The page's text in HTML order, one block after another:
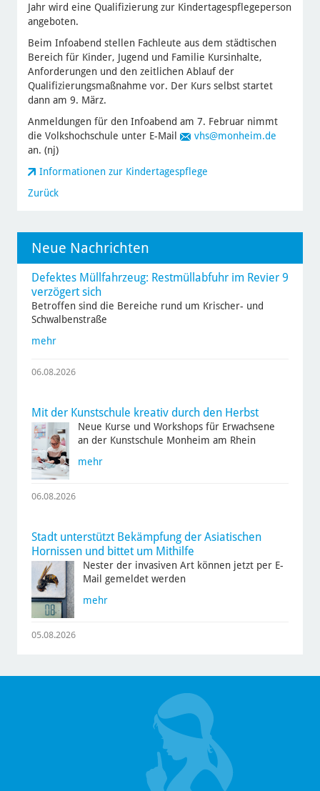
Jahr wird eine Qualifizierung zur Kindertagespflegeperson
angeboten.
Beim Infoabend stellen Fachleute aus dem städtischen
Bereich für Kinder, Jugend und Familie Kursinhalte,
Anforderungen und den zeitlichen Ablauf der
Qualifizierungsmaßnahme vor. Der Kurs selbst startet
dann am 9. März.
Anmeldungen für den Infoabend am 7. Februar nimmt
die Volkshochschule unter E-Mail
vhs@monheim.de
an. (nj)
Informationen zur Kindertagespflege
Zurück
Neue Nachrichten
Defektes Müllfahrzeug: Restmüllabfuhr im Revier 9
verzögert sich
Betroffen sind die Bereiche rund um Krischer- und
Schwalbenstraße
mehr
06.08.2026
Mit der Kunstschule kreativ durch den Herbst
Neue Kurse und Workshops für Erwachsene
an der Kunstschule Monheim am Rhein
mehr
06.08.2026
Stadt unterstützt Bekämpfung der Asiatischen
Hornissen und bittet um Mithilfe
Nester der invasiven Art können jetzt per E-
Mail gemeldet werden
mehr
05.08.2026